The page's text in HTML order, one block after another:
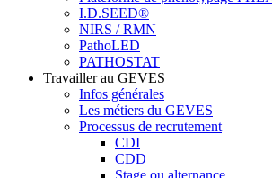
I.D.SEED®
NIRS / RMN
PathoLED
PATHOSTAT
Travailler au GEVES
Infos générales
Les métiers du GEVES
Processus de recrutement
CDI
CDD
Stage ou alternance